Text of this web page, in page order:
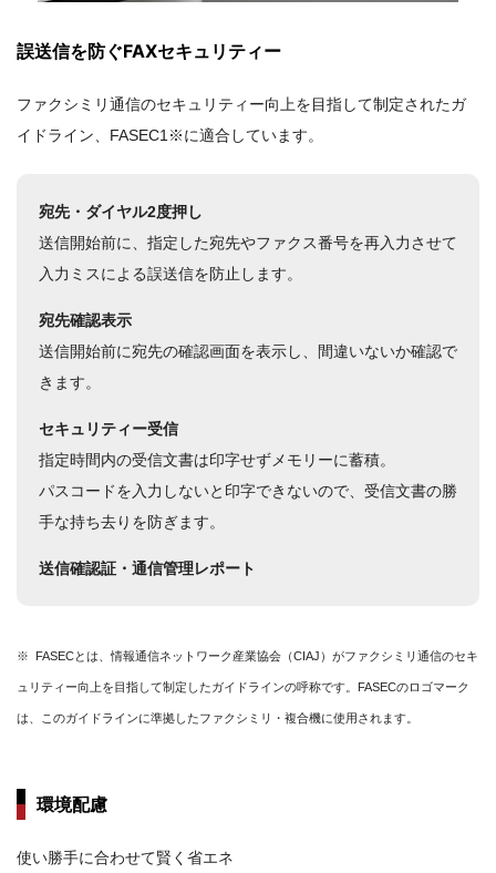
誤送信を防ぐFAXセキュリティー
ファクシミリ通信のセキュリティー向上を目指して制定されたガ
イドライン、FASEC1※に適合しています。
宛先・ダイヤル2度押し
送信開始前に、指定した宛先やファクス番号を再入力させて
入力ミスによる誤送信を防止します。
宛先確認表示
送信開始前に宛先の確認画面を表示し、間違いないか確認で
きます。
セキュリティー受信
指定時間内の受信文書は印字せずメモリーに蓄積。
パスコードを入力しないと印字できないので、受信文書の勝
手な持ち去りを防ぎます。
送信確認証・通信管理レポート
※ FASECとは、情報通信ネットワーク産業協会（CIAJ）がファクシミリ通信のセキ
ュリティー向上を目指して制定したガイドラインの呼称です。FASECのロゴマーク
は、このガイドラインに準拠したファクシミリ・複合機に使用されます。
環境配慮
使い勝手に合わせて賢く省エネ